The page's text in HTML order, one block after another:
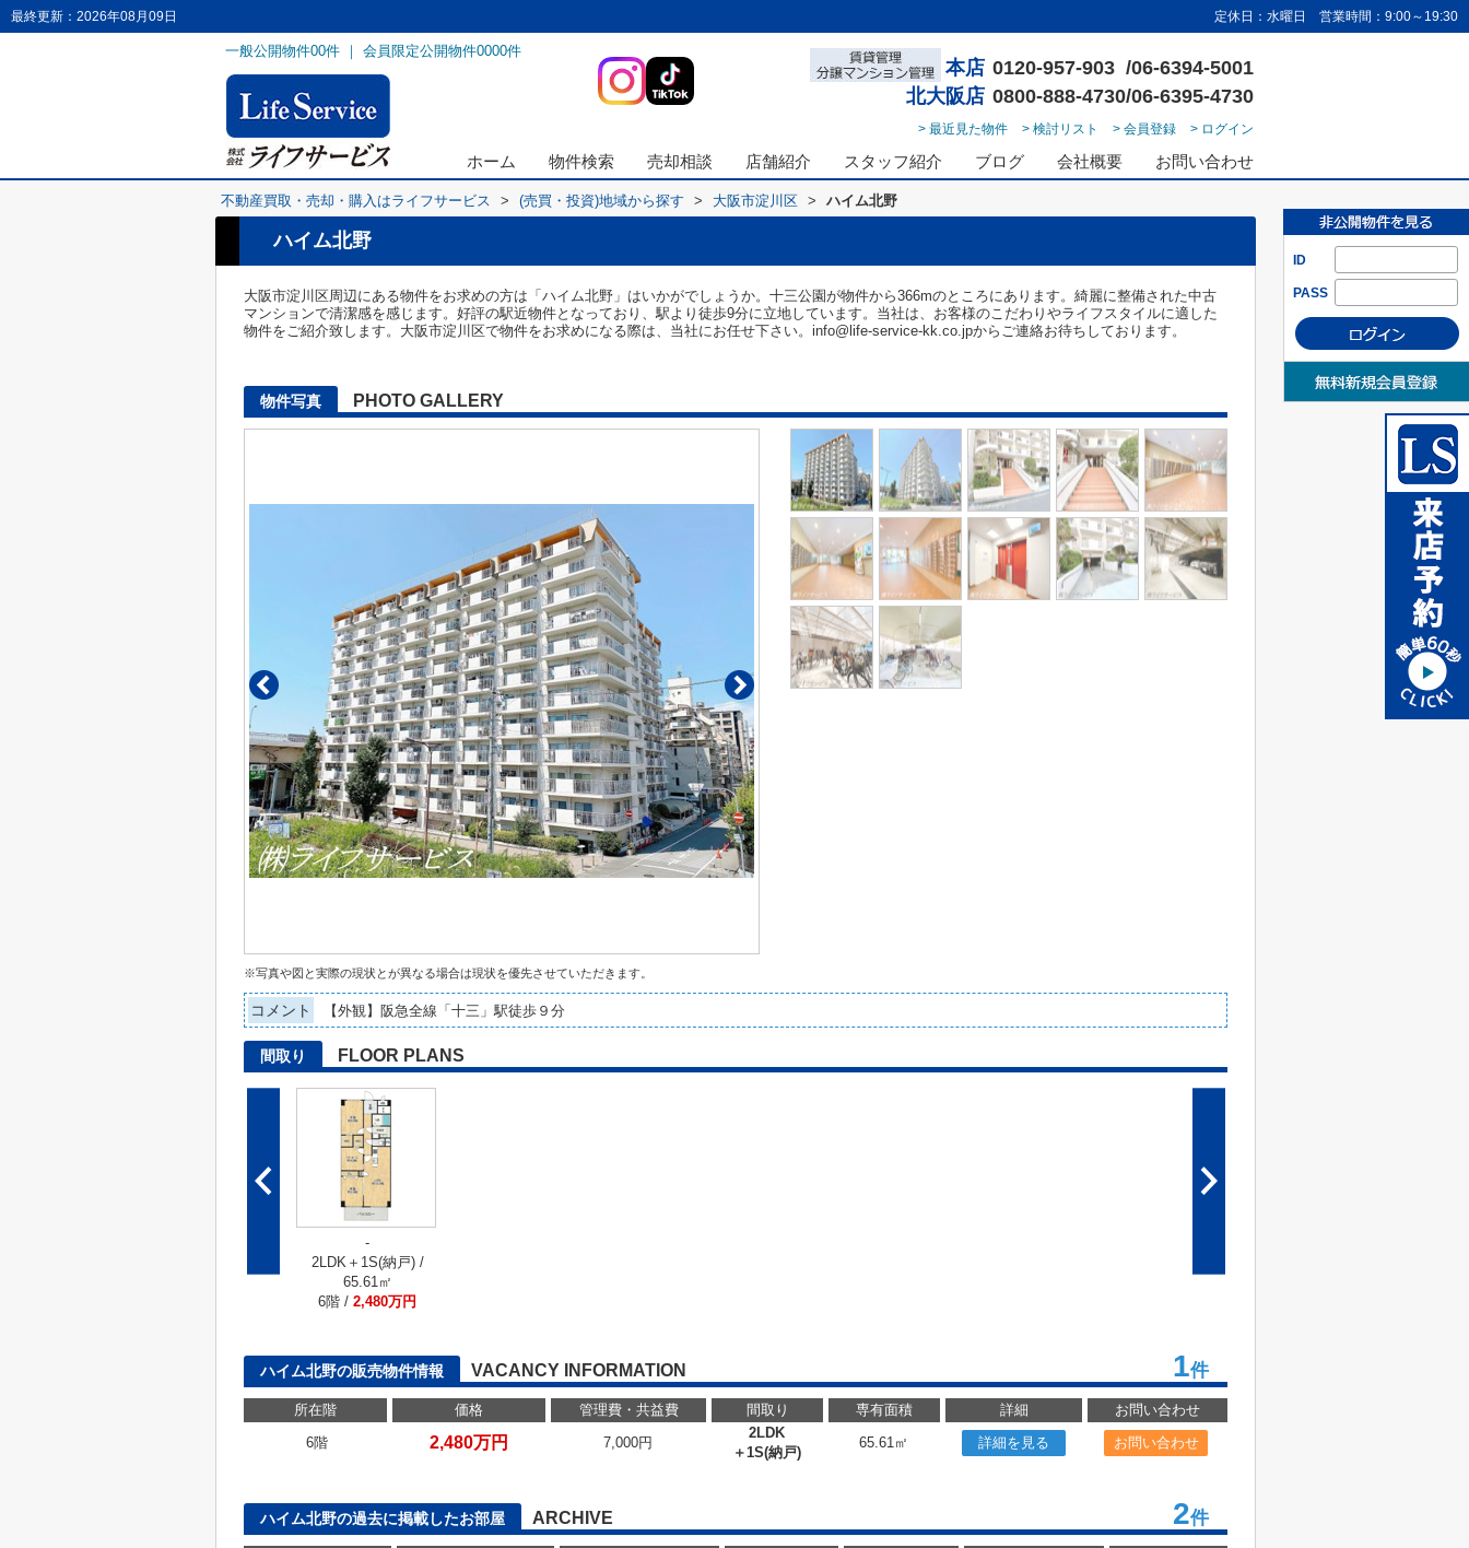
最終更新：2026年08月09日 定休日：水曜日 営業時間：9:00～19:30
一般公開物件00件 ｜ 会員限定公開物件0000件
本店 0120-957-903 /06-6394-5001
北大阪店 0800-888-4730/06-6395-4730
> 最近見た物件 > 検討リスト > 会員登録 > ログイン
ホーム 物件検索 売却相談 店舗紹介 スタッフ紹介 ブログ 会社概要 お問い合わせ
ID
PASS
不動産買取・売却・購入はライフサービス > (売買・投資)地域から探す > 大阪市淀川区 > ハイム北野
ハイム北野
大阪市淀川区周辺にある物件をお求めの方は「ハイム北野」はいかがでしょうか。十三公園が物件から366mのところにあります。綺麗に整備された中古
マンションで清潔感を感じます。好評の駅近物件となっており、駅より徒歩9分に立地しています。当社は、お客様のこだわりやライフスタイルに適した
物件をご紹介致します。大阪市淀川区で物件をお求めになる際は、当社にお任せ下さい。info@life-service-kk.co.jpからご連絡お待ちしております。
物件写真 PHOTO GALLERY
※写真や図と実際の現状とが異なる場合は現状を優先させていただきます。
コメント 【外観】阪急全線「十三」駅徒歩９分
間取り FLOOR PLANS
-
2LDK＋1S(納戸) /
65.61㎡
6階 / 2,480万円
ハイム北野の販売物件情報 VACANCY INFORMATION 1件
所在階 価格 管理費・共益費 間取り 専有面積 詳細
お問い合わせ
6階
2,480万円 7,000円
2LDK
＋1S(納戸)
65.61㎡ 詳細を見る お問い合わせ
ハイム北野の過去に掲載したお部屋 ARCHIVE 2件